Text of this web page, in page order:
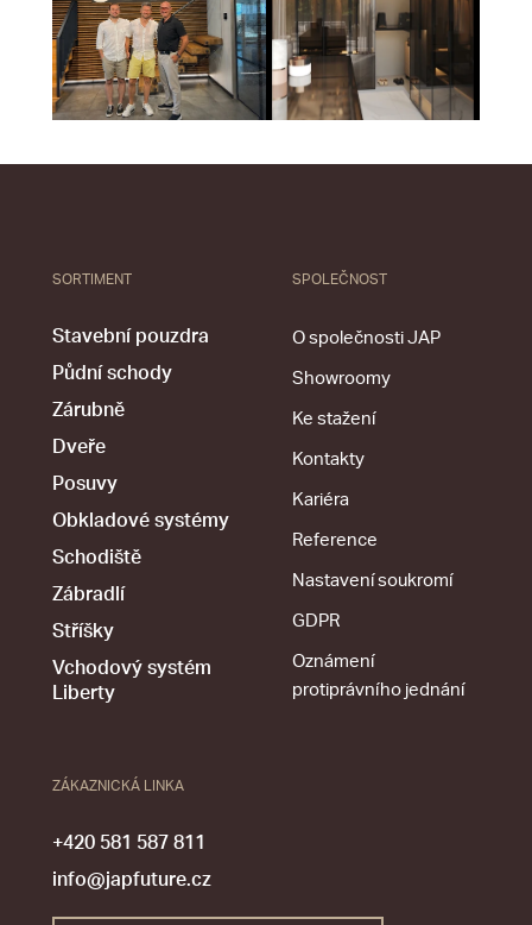
SORTIMENT
Stavební pouzdra
Půdní schody
Zárubně
Dveře
Posuvy
Obkladové systémy
Schodiště
Zábradlí
Stříšky
Vchodový systém
Liberty
SPOLEČNOST
O společnosti JAP
Showroomy
Ke stažení
Kontakty
Kariéra
Reference
Nastavení soukromí
GDPR
Oznámení
protiprávního jednání
ZÁKAZNICKÁ LINKA
+420 581 587 811
info@japfuture.cz